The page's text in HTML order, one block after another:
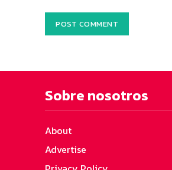
Sobre nosotros
About
Advertise